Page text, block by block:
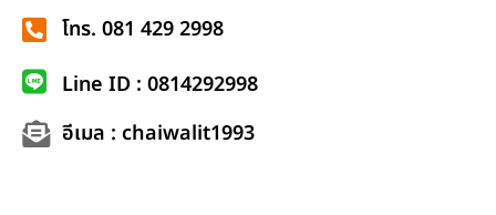
โทร. 081 429 2998
Line ID : 0814292998
อีเมล : chaiwalit1993